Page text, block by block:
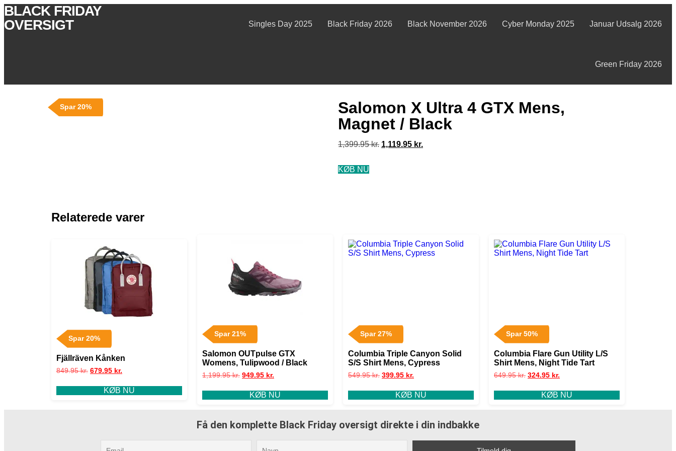
BLACK FRIDAY
OVERSIGT
Singles Day 2025 Black Friday 2026 Black November 2026 Cyber Monday 2025 Januar Udsalg 2026
Green Friday 2026
Spar 20%
Salomon X Ultra 4 GTX Mens,
Magnet / Black
1,399.95kr. 1,119.95 kr.
KØB NU
Relaterede varer
Spar 20%
Fjällräven Kånken
849.95kr. 679.95 kr.
KØB NU
Spar 21%
Salomon OUTpulse GTX
Womens, Tulipwood / Black
1,199.95kr. 949.95 kr.
KØB NU
Spar 27%
Columbia Triple Canyon Solid
S/S Shirt Mens, Cypress
549.95kr. 399.95 kr.
KØB NU
Spar 50%
Columbia Flare Gun Utility L/S
Shirt Mens, Night Tide Tart
649.95kr. 324.95 kr.
KØB NU
Få den komplette Black Friday oversigt direkte i din indbakke